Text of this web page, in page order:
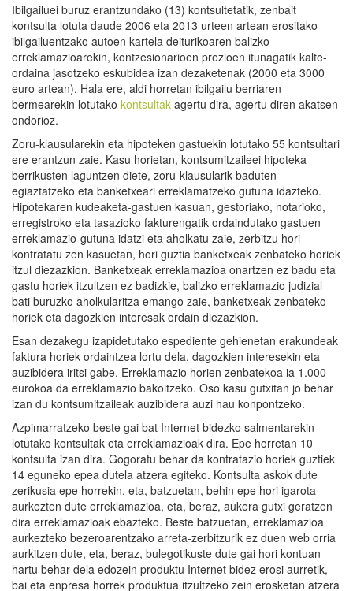
Ibilgailuei buruz erantzundako (13) kontsultetatik, zenbait
kontsulta lotuta daude 2006 eta 2013 urteen artean erositako
ibilgailuentzako autoen kartela deiturikoaren balizko
erreklamazioarekin, kontzesionarioen prezioen itunagatik kalte-
ordaina jasotzeko eskubidea izan dezaketenak (2000 eta 3000
euro artean). Hala ere, aldi horretan ibilgailu berriaren
bermearekin lotutako kontsultak agertu dira, agertu diren akatsen
ondorioz.
Zoru-klausularekin eta hipoteken gastuekin lotutako 55 kontsultari
ere erantzun zaie. Kasu horietan, kontsumitzaileei hipoteka
berrikusten laguntzen diete, zoru-klausularik baduten
egiaztatzeko eta banketxeari erreklamatzeko gutuna idazteko.
Hipotekaren kudeaketa-gastuen kasuan, gestoriako, notarioko,
erregistroko eta tasazioko fakturengatik ordaindutako gastuen
erreklamazio-gutuna idatzi eta aholkatu zaie, zerbitzu hori
kontratatu zen kasuetan, hori guztia banketxeak zenbateko horiek
itzul diezazkion. Banketxeak erreklamazioa onartzen ez badu eta
gastu horiek itzultzen ez badizkie, balizko erreklamazio judizial
bati buruzko aholkularitza emango zaie, banketxeak zenbateko
horiek eta dagozkien interesak ordain diezazkion.
Esan dezakegu izapidetutako espediente gehienetan erakundeak
faktura horiek ordaintzea lortu dela, dagozkien interesekin eta
auzibidera iritsi gabe. Erreklamazio horien zenbatekoa ia 1.000
eurokoa da erreklamazio bakoitzeko. Oso kasu gutxitan jo behar
izan du kontsumitzaileak auzibidera auzi hau konpontzeko.
Azpimarratzeko beste gai bat Internet bidezko salmentarekin
lotutako kontsultak eta erreklamazioak dira. Epe horretan 10
kontsulta izan dira. Gogoratu behar da kontratazio horiek guztiek
14 eguneko epea dutela atzera egiteko. Kontsulta askok dute
zerikusia epe horrekin, eta, batzuetan, behin epe hori igarota
aurkezten dute erreklamazioa, eta, beraz, aukera gutxi geratzen
dira erreklamazioak ebazteko. Beste batzuetan, erreklamazioa
aurkezteko bezeroarentzako arreta-zerbitzurik ez duen web orria
aurkitzen dute, eta, beraz, bulegotikuste dute gai hori kontuan
hartu behar dela edozein produktu Internet bidez erosi aurretik,
bai eta enpresa horrek produktua itzultzeko zein erosketan atzera